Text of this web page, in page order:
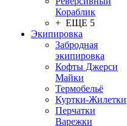
Кораблик
+ ЕЩЕ 5
Экипировка
Забродная
экипировка
Кофты Джерси
Майки
Термобельё
Куртки-Жилетки
Перчатки
Варежки